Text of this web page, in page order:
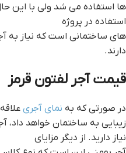
ها استفاده می شد ولی با این
استفاده در پروژه
های ساختمانی است که نیاز به
دارند.
قيمت آجر لفتون قرمز
در صورتی که به نمای آجری
زیبایی به ساختمان خواهد
نیاز دارید. از دیگر مزایای